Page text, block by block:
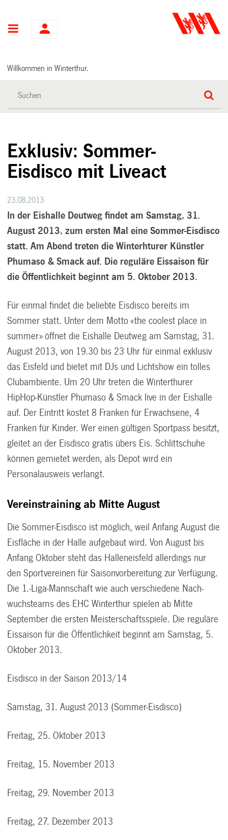
Hauptnavigation
Willkommen in Winterthur.
Exklusiv: Sommer-
Eisdisco mit Liveact
23.08.2013
In der Eishalle Deutweg findet am Samstag, 31.
August 2013, zum ersten Mal eine Sommer-Eisdisco
statt. Am Abend treten die Winterhturer Künstler
Phumaso & Smack auf. Die reguläre Eissaison für
die Öffentlichkeit beginnt am 5. Oktober 2013.
Für einmal findet die beliebte Eisdisco bereits im
Sommer statt. Unter dem Motto «the coolest place in
summer» öffnet die Eishalle Deutweg am Samstag, 31.
August 2013, von 19.30 bis 23 Uhr für einmal exklusiv
das Eisfeld und bietet mit DJs und Lichtshow ein tolles
Clubambiente. Um 20 Uhr treten die Winterthurer
HipHop-Künstler Phumaso & Smack live in der Eishalle
auf. Der Eintritt kostet 8 Franken für Erwachsene, 4
Franken für Kinder. Wer einen gültigen Sportpass besitzt,
gleitet an der Eisdisco gratis übers Eis. Schlittschuhe
können gemietet werden, als Depot wird ein
Personalausweis verlangt.
Vereinstraining ab Mitte August
Die Sommer-Eisdisco ist möglich, weil Anfang August die
Eisfläche in der Halle aufgebaut wird. Von August bis
Anfang Oktober steht das Halleneisfeld allerdings nur
den Sportvereinen für Saisonvorbereitung zur Verfügung.
Die 1.-Liga-Mannschaft wie auch verschiedene Nach-
wuchsteams des EHC Winterthur spielen ab Mitte
September die ersten Meisterschaftsspiele. Die reguläre
Eissaison für die Öffentlichkeit beginnt am Samstag, 5.
Oktober 2013.
Eisdisco in der Saison 2013/14
Samstag, 31. August 2013 (Sommer-Eisdisco)
Freitag, 25. Oktober 2013
Freitag, 15. November 2013
Freitag, 29. November 2013
Freitag, 27. Dezember 2013